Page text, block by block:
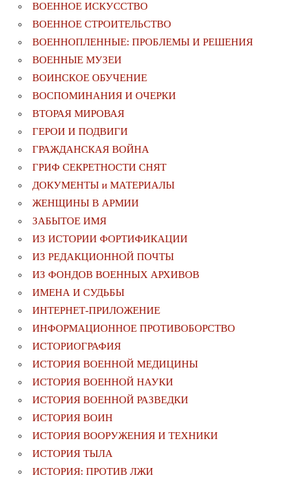
ВОЕННОЕ ИСКУССТВО
ВОЕННОЕ СТРОИТЕЛЬСТВО
ВОЕННОПЛЕННЫЕ: ПРОБЛЕМЫ И РЕШЕНИЯ
ВОЕННЫЕ МУЗЕИ
ВОИНСКОЕ ОБУЧЕНИЕ
ВОСПОМИНАНИЯ И ОЧЕРКИ
ВТОРАЯ МИРОВАЯ
ГЕРОИ И ПОДВИГИ
ГРАЖДАНСКАЯ ВОЙНА
ГРИФ СЕКРЕТНОСТИ СНЯТ
ДОКУМЕНТЫ и МАТЕРИАЛЫ
ЖЕНЩИНЫ В АРМИИ
ЗАБЫТОЕ ИМЯ
ИЗ ИСТОРИИ ФОРТИФИКАЦИИ
ИЗ РЕДАКЦИОННОЙ ПОЧТЫ
ИЗ ФОНДОВ ВОЕННЫХ АРХИВОВ
ИМЕНА И СУДЬБЫ
ИНТЕРНЕТ-ПРИЛОЖЕНИЕ
ИНФОРМАЦИОННОЕ ПРОТИВОБОРСТВО
ИСТОРИОГРАФИЯ
ИСТОРИЯ ВОЕННОЙ МЕДИЦИНЫ
ИСТОРИЯ ВОЕННОЙ НАУКИ
ИСТОРИЯ ВОЕННОЙ РАЗВЕДКИ
ИСТОРИЯ ВОИН
ИСТОРИЯ ВООРУЖЕНИЯ И ТЕХНИКИ
ИСТОРИЯ ТЫЛА
ИСТОРИЯ: ПРОТИВ ЛЖИ